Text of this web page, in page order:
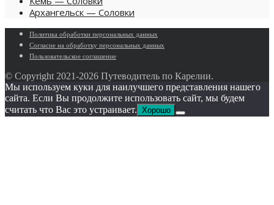
Архангельск — Соловки
Политика обработки персональных данных
Согласие на обработку персональных данных
Пользовательское cоглашение
© Copyright 2021-2026 Путеводитель по Карелии.
Мы используем куки для наилучшего представления нашего
сайта. Если Вы продолжите использовать сайт, мы будем
считать что Вас это устраивает. Хорошо